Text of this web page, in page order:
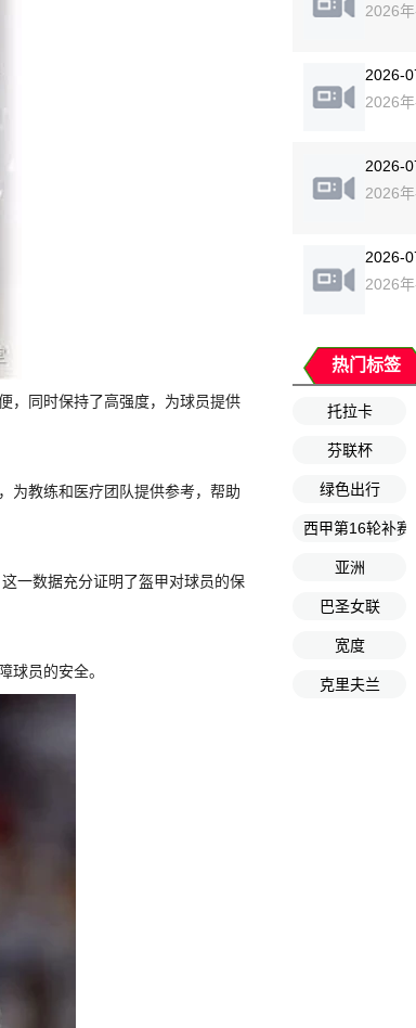
，同时保持了高强度，为球员提供
为教练和医疗团队提供参考，帮助
一数据充分证明了盔甲对球员的保
球员的安全。
2026
2026-
2026
2026-
2026
2026-
2026
热门标签
托拉卡
芬联杯
绿色出行
西甲第16轮补赛
亚洲
巴圣女联
宽度
克里夫兰